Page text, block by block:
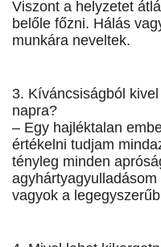
Viszont a helyzetet
belőle főzni. Hálás
munkára neveltek.
3. Kíváncsiságból
napra?
– Egy hajléktalan
értékelni tudjam
tényleg minden
vagyok a